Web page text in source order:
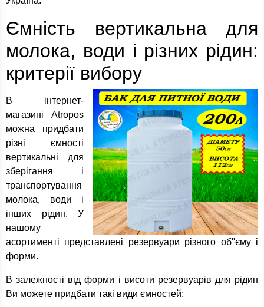
Ємність вертикальна для
молока, води і різних рідин:
критерії вибору
В інтернет-
магазині Atropos
можна придбати
різні ємності
вертикальні для
зберігання і
транспортування
молока, води і
інших рідин. У
нашому
асортименті представлені резервуари різного об''єму і
форми.
В залежності від форми і висоти резервуарів для рідин
Ви можете придбати такі види ємностей: